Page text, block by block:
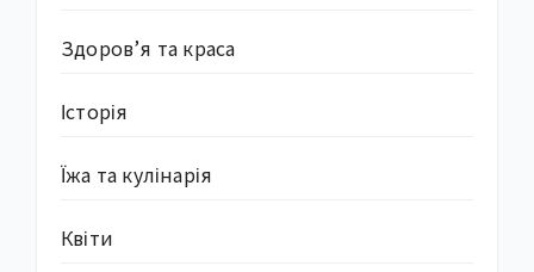
Здоров’я та краса
Історія
Їжа та кулінарія
Квіти